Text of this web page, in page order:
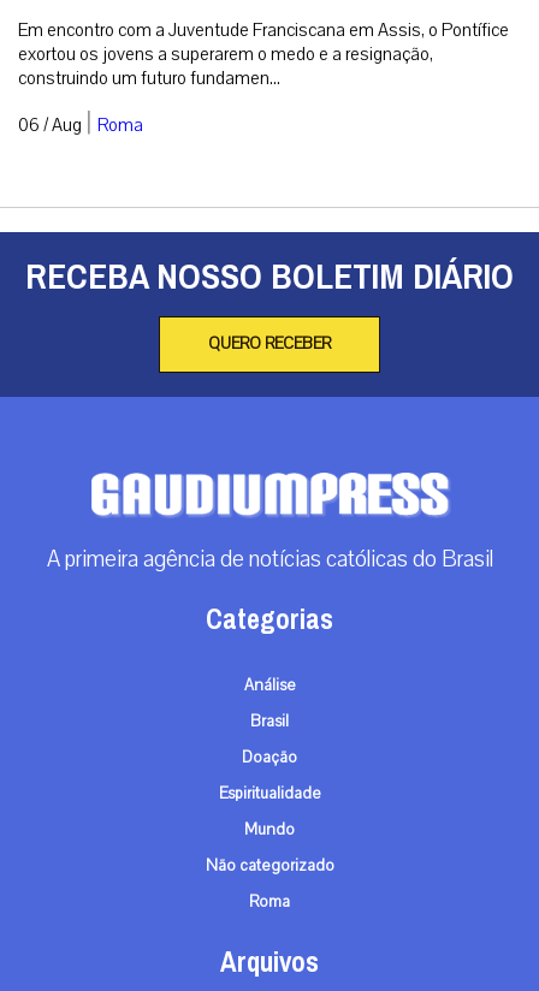
Em encontro com a Juventude Franciscana em Assis, o Pontífice
exortou os jovens a superarem o medo e a resignação,
construindo um futuro fundamen...
06 / Aug | Roma
RECEBA NOSSO BOLETIM DIÁRIO
QUERO RECEBER
A primeira agência de notícias católicas do Brasil
Categorias
Análise
Brasil
Doação
Espiritualidade
Mundo
Não categorizado
Roma
Arquivos